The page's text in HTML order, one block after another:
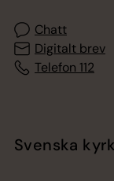
Chatt
Digitalt brev
Telefon 112
Svenska